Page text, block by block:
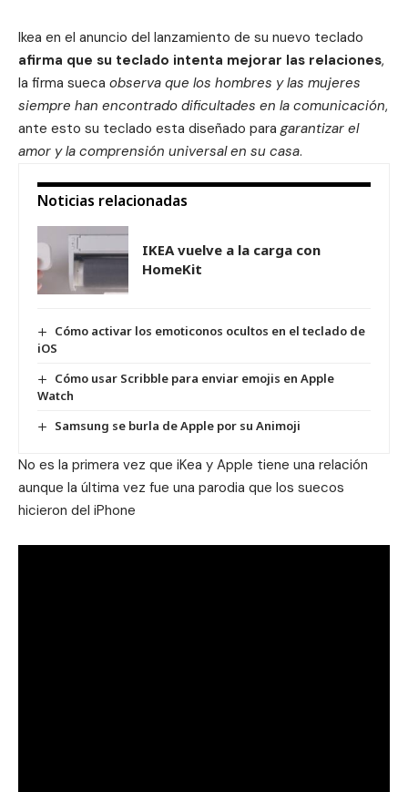
Ikea en el anuncio del lanzamiento de su nuevo teclado
afirma que su teclado intenta mejorar las relaciones,
la firma sueca observa que los hombres y las mujeres
siempre han encontrado dificultades en la comunicación,
ante esto su teclado esta diseñado para garantizar el
amor y la comprensión universal en su casa.
Noticias relacionadas
IKEA vuelve a la carga con
HomeKit
Cómo activar los emoticonos ocultos en el teclado de
iOS
Cómo usar Scribble para enviar emojis en Apple
Watch
Samsung se burla de Apple por su Animoji
No es la primera vez que iKea y Apple tiene una relación
aunque la última vez fue una parodia que los suecos
hicieron del iPhone